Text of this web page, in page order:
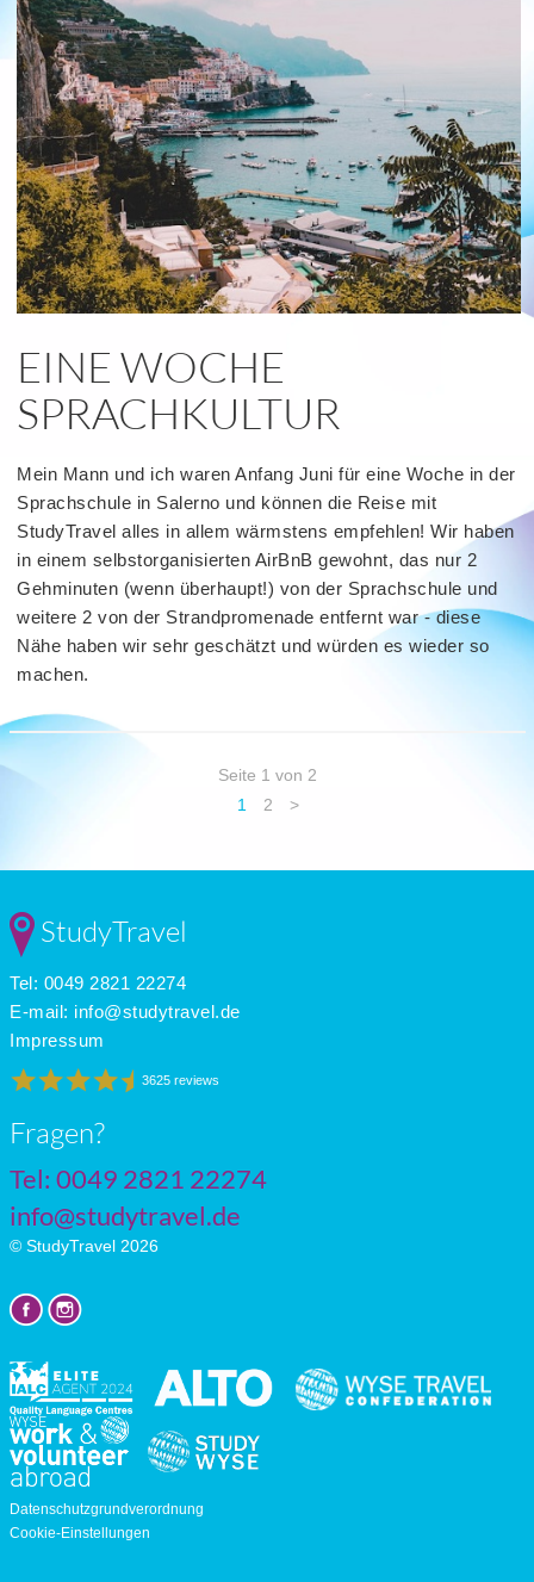
more
EINE WOCHE
SPRACHKULTUR
Mein Mann und ich waren Anfang Juni für eine Woche in der
Sprachschule in Salerno und können die Reise mit
StudyTravel alles in allem wärmstens empfehlen! Wir haben
in einem selbstorganisierten AirBnB gewohnt, das nur 2
Gehminuten (wenn überhaupt!) von der Sprachschule und
weitere 2 von der Strandpromenade entfernt war - diese
Nähe haben wir sehr geschätzt und würden es wieder so
machen.
Seite 1 von 2
1
2 >
StudyTravel
Tel: 0049 2821 22274
E-mail: info@studytravel.de
Impressum
3625 reviews
Fragen?
Tel: 0049 2821 22274
info@studytravel.de
© StudyTravel 2026
Datenschutzgrundverordnung
Cookie-Einstellungen